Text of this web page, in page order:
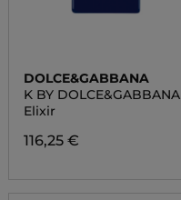
DOLCE&GABBANA
K BY DOLCE&GABBANA
Elixir
116,25 €